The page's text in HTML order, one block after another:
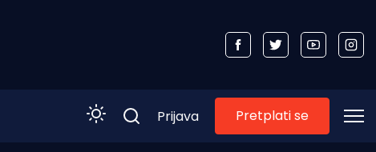
Prijava Pretplati se